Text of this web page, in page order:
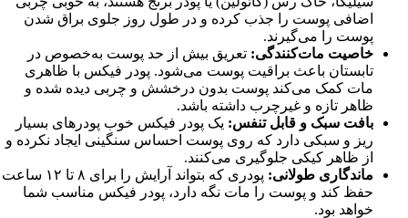
اضافی پوست را جذب کرده و در طول روز جلوی براق شدن
پوست را می‌گیرند.
خاصیت مات‌کنندگی: تعریق بیش ‌از حد پوست به‌خصوص در
تابستان باعث براقیت پوست می‌شود. پودر فیکس با ظاهری
مات کمک می‌کند پوست بدون درخشش و چربی دیده شده و
ظاهر تازه و غیرچرب داشته باشد.
بافت سبک و قابل تنفس: یک پودر فیکس خوب پودرهای بسیار
ریز و سبکی دارد که روی پوست احساس سنگینی ایجاد نکرده و
از ظاهر کیکی جلوگیری می‌کنند.
ماندگاری طولانی:
پودری که بتواند آرایش را برای ۸ تا ۱۲ ساعت
حفظ کند و پوست را مات نگه دارد، پودر فیکس مناسب شما
خواهد بود.